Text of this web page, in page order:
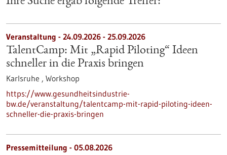
Veranstaltung - 24.09.2026 - 25.09.2026
TalentCamp: Mit „Rapid Piloting“ Ideen
schneller in die Praxis bringen
Karlsruhe , Workshop
https://www.gesundheitsindustrie-
bw.de/veranstaltung/talentcamp-mit-rapid-piloting-ideen-
schneller-die-praxis-bringen
Pressemitteilung - 05.08.2026